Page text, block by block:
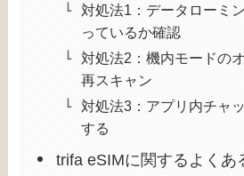
対処法1：データローミ
っているか確認
対処法2：機内モードの
再スキャン
対処法3：アプリ内チャ
する
trifa eSIMに関するよくあ